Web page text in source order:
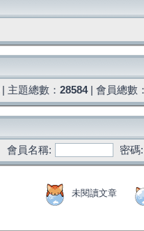
| 主題總數： 28584| 會員總數
會員名稱:
密碼:
未閱讀文章